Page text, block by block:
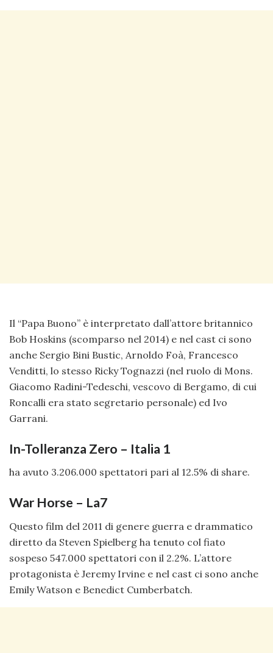
Il “Papa Buono” è interpretato dall’attore britannico
Bob Hoskins (scomparso nel 2014) e nel cast ci sono
anche Sergio Bini Bustic, Arnoldo Foà, Francesco
Venditti, lo stesso Ricky Tognazzi (nel ruolo di Mons.
Giacomo Radini-Tedeschi, vescovo di Bergamo, di cui
Roncalli era stato segretario personale) ed Ivo
Garrani.
In-Tolleranza Zero – Italia 1
ha avuto 3.206.000 spettatori pari al 12.5% di share.
War Horse – La7
Questo film del 2011 di genere guerra e drammatico
diretto da Steven Spielberg ha tenuto col fiato
sospeso 547.000 spettatori con il 2.2%. L’attore
protagonista è Jeremy Irvine e nel cast ci sono anche
Emily Watson e Benedict Cumberbatch.